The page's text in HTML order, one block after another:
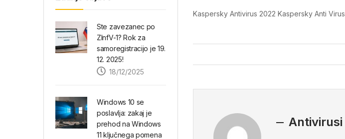
Ste zavezanec po
ZInfV-1? Rok za
samoregistracijo je 19.
12. 2025!
18/12/2025
Windows 10 se
poslavlja: zakaj je
prehod na Windows
11 ključnega pomena
Kaspersky Antivirus 2022 Kaspersky Anti Virus
Antivirusi